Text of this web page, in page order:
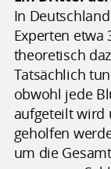
In
Experten etwa
theoretisch
Tatsächlich
obwohl jede
aufgeteilt wird
geholfen
um die